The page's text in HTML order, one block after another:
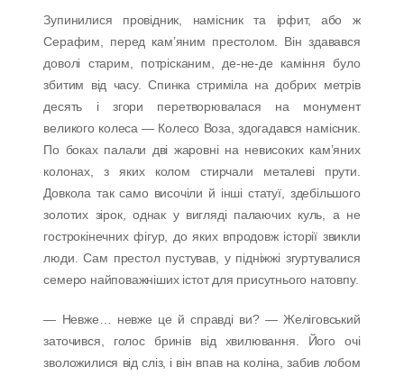
Зупинилися провідник, намісник та ірфит, або ж
Серафим, перед кам’яним престолом. Він здавався
доволі старим, потрісканим, де-не-де каміння було
збитим від часу. Спинка стриміла на добрих метрів
десять і згори перетворювалася на монумент
великого колеса — Колесо Воза, здогадався намісник.
По боках палали дві жаровні на невисоких кам’яних
колонах, з яких колом стирчали металеві прути.
Довкола так само височіли й інші статуї, здебільшого
золотих зірок, однак у вигляді палаючих куль, а не
гострокінечних фігур, до яких впродовж історії звикли
люди. Сам престол пустував, у підніжжі згуртувалися
семеро найповажніших істот для присутнього натовпу.
— Невже… невже це й справді ви? — Желіговський
заточився, голос бринів від хвилювання. Його очі
зволожилися від сліз, і він впав на коліна, забив лобом